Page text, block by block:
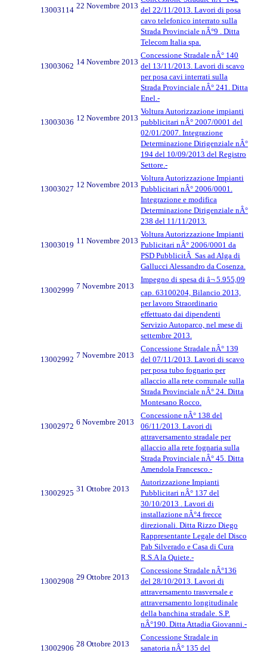
13003114 22 Novembre 2013 del 22/11/2013. Lavori di posa
cavo telefonico interrato sulla
Strada Provinciale nÂ°9 . Ditta
Telecom Italia spa.
13003062 14 Novembre 2013
Concessione Stradale nÂ° 140
del 13/11/2013. Lavori di scavo
per posa cavi interrati sulla
Strada Provinciale nÂ° 241. Ditta
Enel.-
13003036 12 Novembre 2013
Voltura Autorizzazione impianti
pubblicitari nÂ° 2007/0001 del
02/01/2007. Integrazione
Determinazione Dirigenziale nÂ°
194 del 10/09/2013 del Registro
Settore.-
13003027 12 Novembre 2013
Voltura Autorizzazione Impianti
Pubblicitari nÂ° 2006/0001.
Integrazione e modifica
Determinazione Dirigenziale nÂ°
238 del 11/11/2013.
13003019 11 Novembre 2013
Voltura Autorizzazione Impianti
Publicitari nÂ° 2006/0001 da
PSD PubblicitÃ Sas ad Alga di
Gallucci Alessandro da Cosenza.
13002999 7 Novembre 2013
Impegno di spesa di â¬ 5.955,09
cap. 63100204, Bilancio 2013,
per lavoro Straordinario
effettuato dai dipendenti
Servizio Autoparco, nel mese di
settembre 2013.
13002992 7 Novembre 2013
Concessione Stradale nÂ° 139
del 07/11/2013. Lavori di scavo
per posa tubo fognario per
allaccio alla rete comunale sulla
Strada Provinciale nÂ° 24. Ditta
Montesano Rocco.
13002972 6 Novembre 2013
Concessione nÂ° 138 del
06/11/2013. Lavori di
attraversamento stradale per
allaccio alla rete fognaria sulla
Strada Provinciale nÂ° 45. Ditta
Amendola Francesco.-
13002925 31 Ottobre 2013
Autorizzazione Impianti
Pubblicitari nÂ° 137 del
30/10/2013 . Lavori di
installazione nÂ°4 frecce
direzionali. Ditta Rizzo Diego
Rappresentante Legale del Disco
Pab Silverado e Casa di Cura
R.S.A la Quiete.-
13002908 29 Ottobre 2013
Concessione Stradale nÂ°136
del 28/10/2013. Lavori di
attraversamento trasversale e
attraversamento longitudinale
della banchina stradale. S.P.
nÂ°190. Ditta Attadia Giovanni.-
13002906 28 Ottobre 2013
Concessione Stradale in
sanatoria nÂ° 135 del